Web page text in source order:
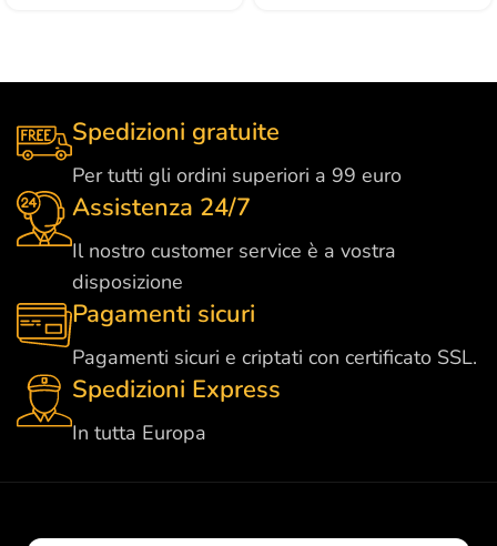
Spedizioni gratuite
Per tutti gli ordini superiori a 99 euro
Assistenza 24/7
Il nostro customer service è a vostra
disposizione
Pagamenti sicuri
Pagamenti sicuri e criptati con certificato SSL.
Spedizioni Express
In tutta Europa